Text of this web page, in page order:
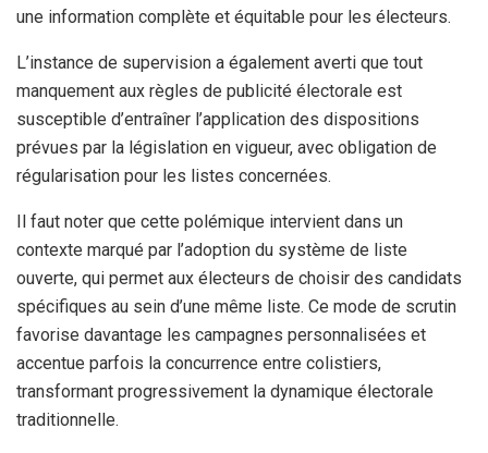
une information complète et équitable pour les électeurs.
L’instance de supervision a également averti que tout
manquement aux règles de publicité électorale est
susceptible d’entraîner l’application des dispositions
prévues par la législation en vigueur, avec obligation de
régularisation pour les listes concernées.
Il faut noter que cette polémique intervient dans un
contexte marqué par l’adoption du système de liste
ouverte, qui permet aux électeurs de choisir des candidats
spécifiques au sein d’une même liste. Ce mode de scrutin
favorise davantage les campagnes personnalisées et
accentue parfois la concurrence entre colistiers,
transformant progressivement la dynamique électorale
traditionnelle.